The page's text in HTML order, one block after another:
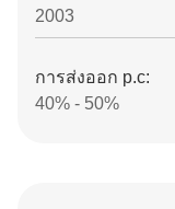
2003
การส่งออก p.c:
40% - 50%